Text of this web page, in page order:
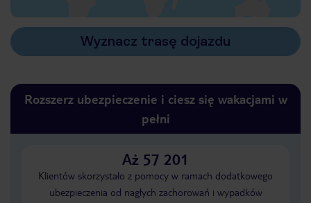
Wyznacz trasę dojazdu
Rozszerz ubezpieczenie i ciesz się wakacjami w
pełni
Aż 57 201
Klientów skorzystało z pomocy w ramach dodatkowego
ubezpieczenia od nagłych zachorowań i wypadków